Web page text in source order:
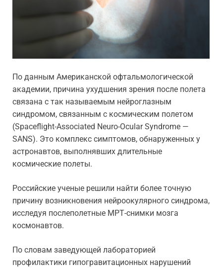
По данным Американской офтальмологической
академии, причина ухудшения зрения после полета
связана с так называемым нейроглазным
синдромом, связанным с космическим полетом
(Spaceflight-Associated Neuro-Ocular Syndrome —
SANS). Это комплекс симптомов, обнаруженных у
астронавтов, выполнявших длительные
космические полеты.
Российские ученые решили найти более точную
причину возникновения нейроокулярного синдрома,
исследуя послеполетные МРТ-снимки мозга
космонавтов.
По словам заведующей лабораторией
профилактики гипогравитационных нарушений